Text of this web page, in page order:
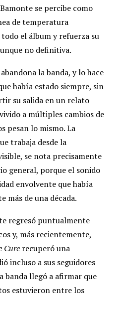
se percibe como
de temperatura
el álbum y refuerza su
no definitiva.
la banda, y lo hace
había estado siempre, sin
su salida en un relato
a múltiples cambios de
pesan lo mismo. La
trabaja desde la
se nota precisamente
general, porque el sonido
envolvente que había
más de una década.
regresó puntualmente
y, más recientemente,
Cure recuperó una
incluso a sus seguidores
banda llegó a afirmar que
estuvieron entre los